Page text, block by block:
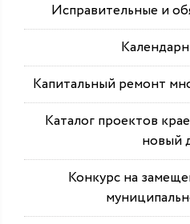
Исправительные и
Капитальный ремонт
Каталог проектов
новый
Конкурс на